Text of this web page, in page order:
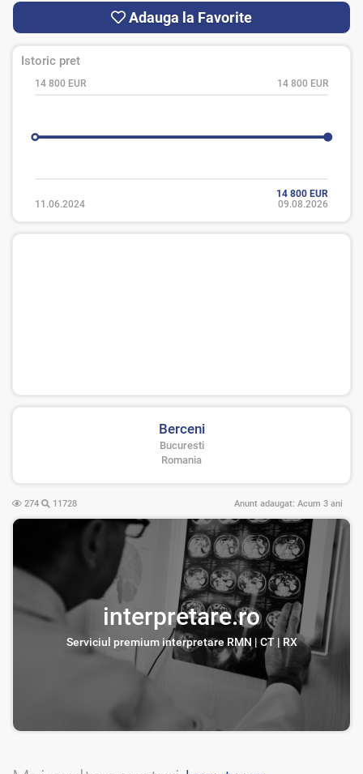
Adauga la Favorite
Istoric pret
14 800 EUR 14 800 EUR
14 800 EUR
11.06.2024
09.08.2026
Berceni
Bucuresti
Romania
274 11728 Anunt adaugat: Acum 3 ani
interpretare.ro
Serviciul premium interpretare RMN | CT | RX